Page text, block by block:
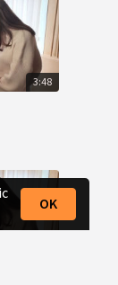
3:48
OK